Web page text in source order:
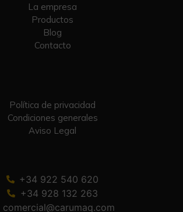
La empresa
Productos
Blog
Contacto
Política de privacidad
Condiciones generales
Aviso Legal
+34 922 540 620
+34 928 132 263
comercial@carumaq.com